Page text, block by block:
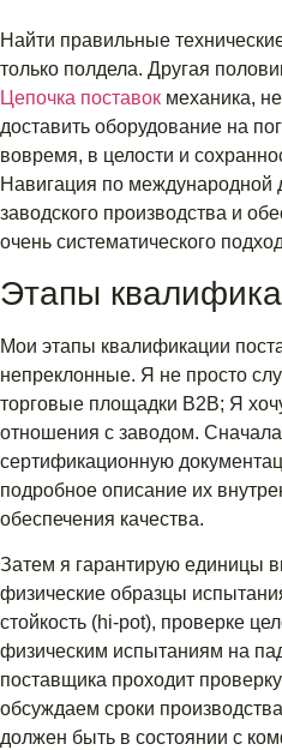
Найти правильные
только полдела. Другая
Цепочка поставок механика,
доставить оборудование на
вовремя, в целости и
Навигация по международной
заводского производства и
очень систематического
Этапы
Мои этапы квалификации
непреклонные. Я не просто
торговые площадки B2B; Я
отношения с заводом.
сертификационную
подробное описание их
обеспечения качества.
Затем я гарантирую единицы
физические образцы
стойкость (hi-pot), проверке
физическим испытаниям на
поставщика проходит
обсуждаем сроки
должен быть в состоянии с